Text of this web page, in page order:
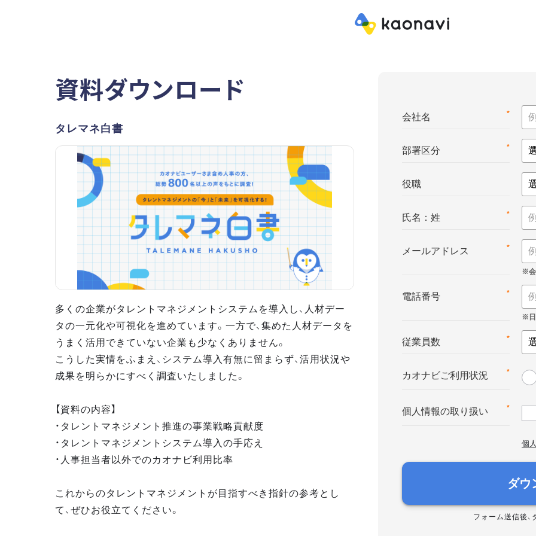
資料ダウンロード
タレマネ白書
多くの企業がタレントマネジメントシステムを導入し、人材デー
タの一元化や可視化を進めています。一方で、集めた人材データを
うまく活用できていない企業も少なくありません。
こうした実情をふまえ、システム導入有無に留まらず、活用状況や
成果を明らかにすべく調査いたしました。
【資料の内容】
・タレントマネジメント推進の事業戦略貢献度
・タレントマネジメントシステム導入の手応え
・人事担当者以外でのカオナビ利用比率
これからのタレントマネジメントが目指すべき指針の参考とし
て、ぜひお役立てください。
*
会社名
*
部署区分
役職
*
氏名：姓
*
メールアドレス
*
電話番号
*
従業員数
*
カオナビご利用状況
*
個人情報の取り扱い
個
ダウ
フォーム送信後